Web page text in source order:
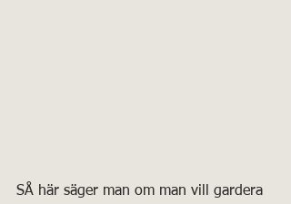
SÅ här säger man om man vill gardera